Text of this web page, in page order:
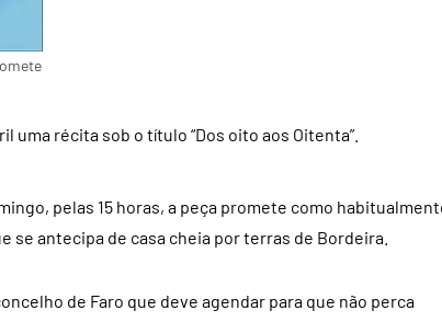
uma récita sob o título “Dos oito aos Oitenta”.
pelas 15 horas, a peça promete como
antecipa de casa cheia por terras de Bordeira.
de Faro que deve agendar para que não perca